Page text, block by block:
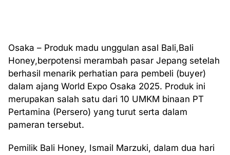
Osaka – Produk madu unggulan asal Bali,Bali
Honey,berpotensi merambah pasar Jepang setelah
berhasil menarik perhatian para pembeli (buyer)
dalam ajang World Expo Osaka 2025. Produk ini
merupakan salah satu dari 10 UMKM binaan PT
Pertamina (Persero) yang turut serta dalam
pameran tersebut.
Pemilik Bali Honey, Ismail Marzuki, dalam dua hari